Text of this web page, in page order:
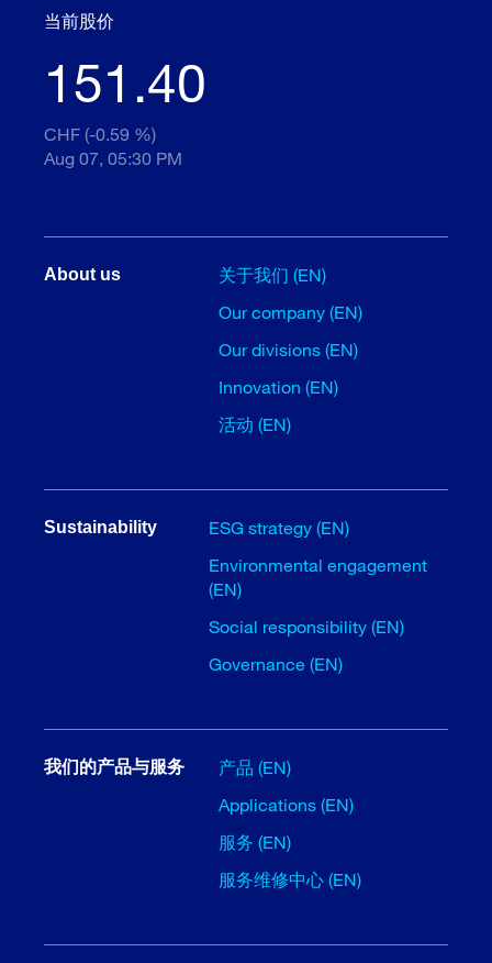
当前股价
151.40
CHF (-0.59 %)
Aug 07, 05:30 PM
About us
关于我们 (EN)
Our company (EN)
Our divisions (EN)
Innovation (EN)
活动 (EN)
Sustainability
ESG strategy (EN)
Environmental engagement
(EN)
Social responsibility (EN)
Governance (EN)
我们的产品与服务
产品 (EN)
Applications (EN)
服务 (EN)
服务维修中心 (EN)